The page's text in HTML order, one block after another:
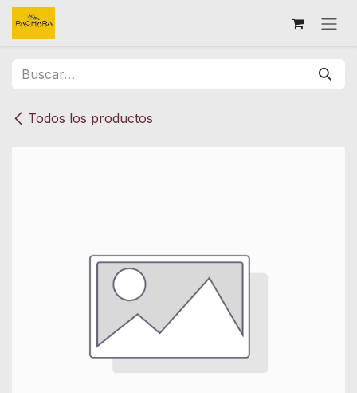
Ir al contenido
Todos los productos